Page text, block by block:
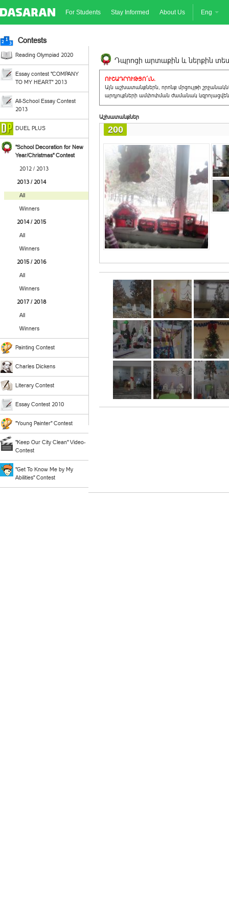
For Students Stay Informed About Us Eng
Contests
Reading Olympiad 2020
Essay contest "COMPANY
TO MY HEART" 2013
All-School Essay Contest
2013
DUEL PLUS
"School Decoration for New
Year/Christmas" Contest
2012 / 2013
2013 / 2014
All
Winners
2014 / 2015
All
Winners
2015 / 2016
All
Winners
2017 / 2018
All
Winners
Painting Contest
Charles Dickens
Literary Contest
Essay Contest 2010
"Young Painter" Contest
"Keep Our City Clean" Video-
Contest
"Get To Know Me by My
Abilities" Contest
Դպրոցի արտաքին և ներքին
ՈՒՇԱԴՐՈՒԹՅՈ´ւՆ.
Այն աշխատանքներն, որոնք մրցույթի
արդյուքների ամփոփման ժամանակ
Աշխատանքներ
200